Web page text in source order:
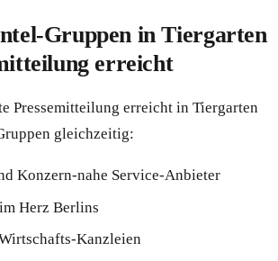
Gruppen in Tiergarten
erreicht
Pressemitteilung erreicht in Tiergarten
gleichzeitig:
Konzern-nahe Service-Anbieter
Herz Berlins
Kanzleien